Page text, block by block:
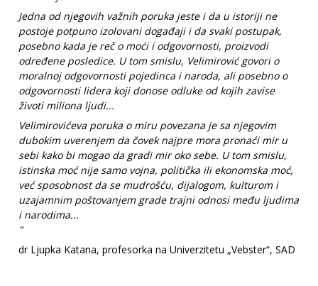
Jedna od njegovih važnih poruka jeste i da u istoriji ne
postoje potpuno izolovani događaji i da svaki postupak,
posebno kada je reč o moći i odgovornosti, proizvodi
određene posledice. U tom smislu, Velimirović govori o
moralnoj odgovornosti pojedinca i naroda, ali posebno o
odgovornosti lidera koji donose odluke od kojih zavise
životi miliona ljudi...
Velimirovićeva poruka o miru povezana je sa njegovim
dubokim uverenjem da čovek najpre mora pronaći mir u
sebi kako bi mogao da gradi mir oko sebe. U tom smislu,
istinska moć nije samo vojna, politička ili ekonomska moć,
već sposobnost da se mudrošću, dijalogom, kulturom i
uzajamnim poštovanjem grade trajni odnosi među ljudima
i narodima...
"
dr Ljupka Katana, profesorka na Univerzitetu „Vebster“, SAD